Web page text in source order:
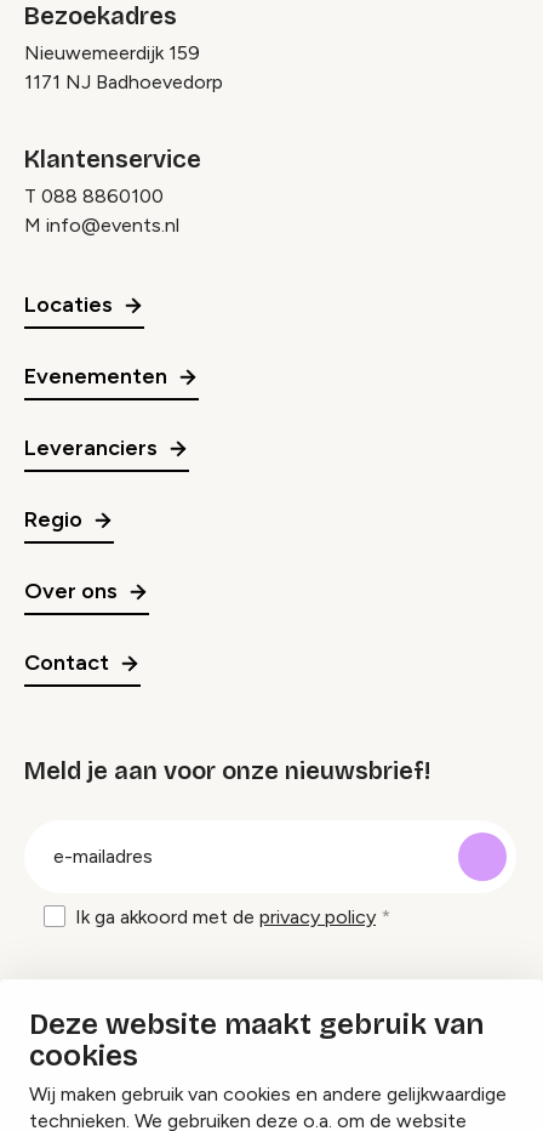
Deze website maakt gebruik van
cookies
Wij maken gebruik van cookies en andere gelijkwaardige
technieken. We gebruiken deze o.a. om de website
Bezoekadres
Nieuwemeerdijk 159
1171 NJ Badhoevedorp
Klantenservice
T 088 8860100
M info@events.nl
Locaties
Evenementen
Leveranciers
Regio
Over ons
Contact
Meld je aan voor onze nieuwsbrief!
Ik ga akkoord met de privacy policy
Inspiratie en tips om evenementen te
organiseren?
Lees onze inspiratieblogs